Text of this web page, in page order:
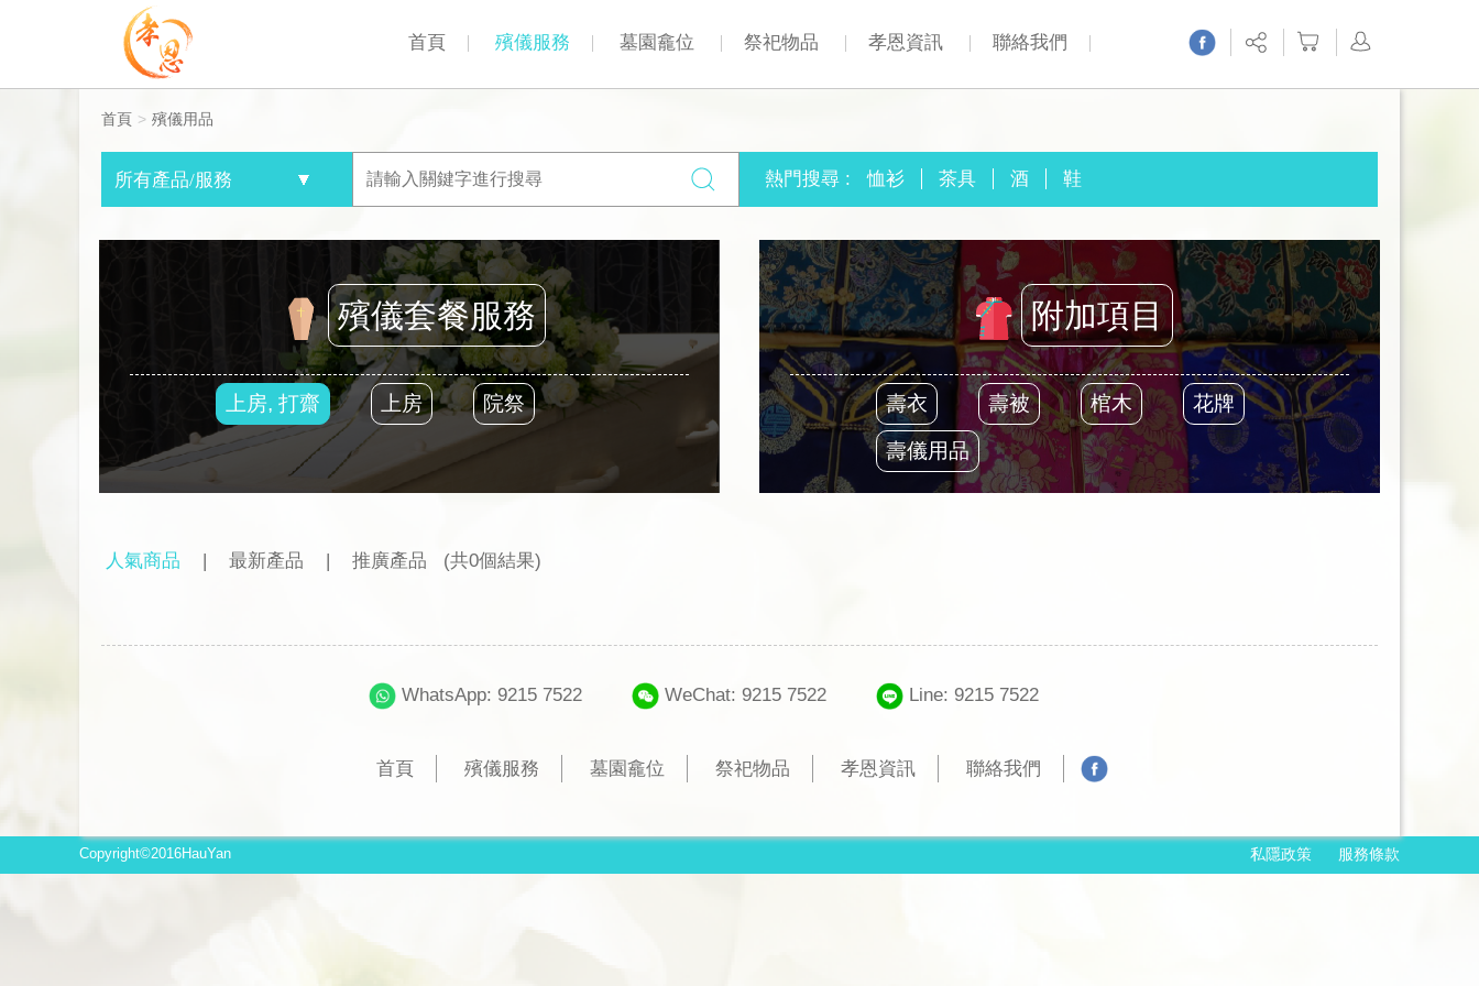
首頁 殯儀服務 墓園龕位 祭祀物品 孝恩資訊 聯絡我們
首頁 > 殯儀用品
熱門搜尋 : 恤衫 茶具 酒 鞋
殯儀套餐服務
上房, 打齋 上房 院祭
附加項目
壽衣 壽被 棺木 花牌
壽儀用品
人氣商品 | 最新產品 | 推廣產品 (共0個結果)
WhatsApp: 9215 7522 WeChat: 9215 7522 Line: 9215 7522
首頁 殯儀服務 墓園龕位 祭祀物品 孝恩資訊 聯絡我們
Copyright©2016HauYan 私隱政策 服務條款